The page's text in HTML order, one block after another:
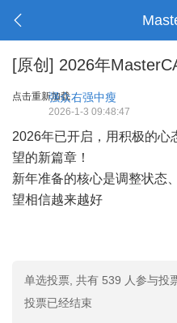
[原创] 2026年
点击重新加载强众右强中瘦
2026-1-3 09:48:47
2026年已开启，用积极的心
望的新篇章！
新年准备的核心是调整状态
望相信越来越好
单选投票, 共有 539 人参与投
投票已经结束